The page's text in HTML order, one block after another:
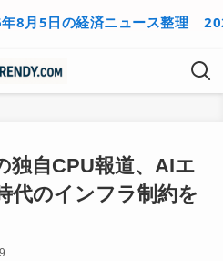
の経済ニュース整理 2026年8
独自CPU報道、AIエ
代のインフラ制約を